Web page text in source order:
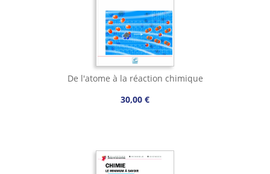
De l'atome à la réaction chimique
30,00 €